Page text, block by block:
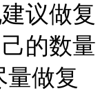
议做复
的数量
量做复